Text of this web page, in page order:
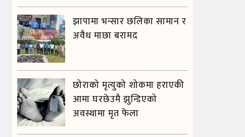
झापामा भन्सार छलिका सामान र
अवैध माछा बरामद
छोराको मृत्युको शोकमा हराएकी
आमा घरछेउमै झुन्डिएको
अवस्थामा मृत फेला